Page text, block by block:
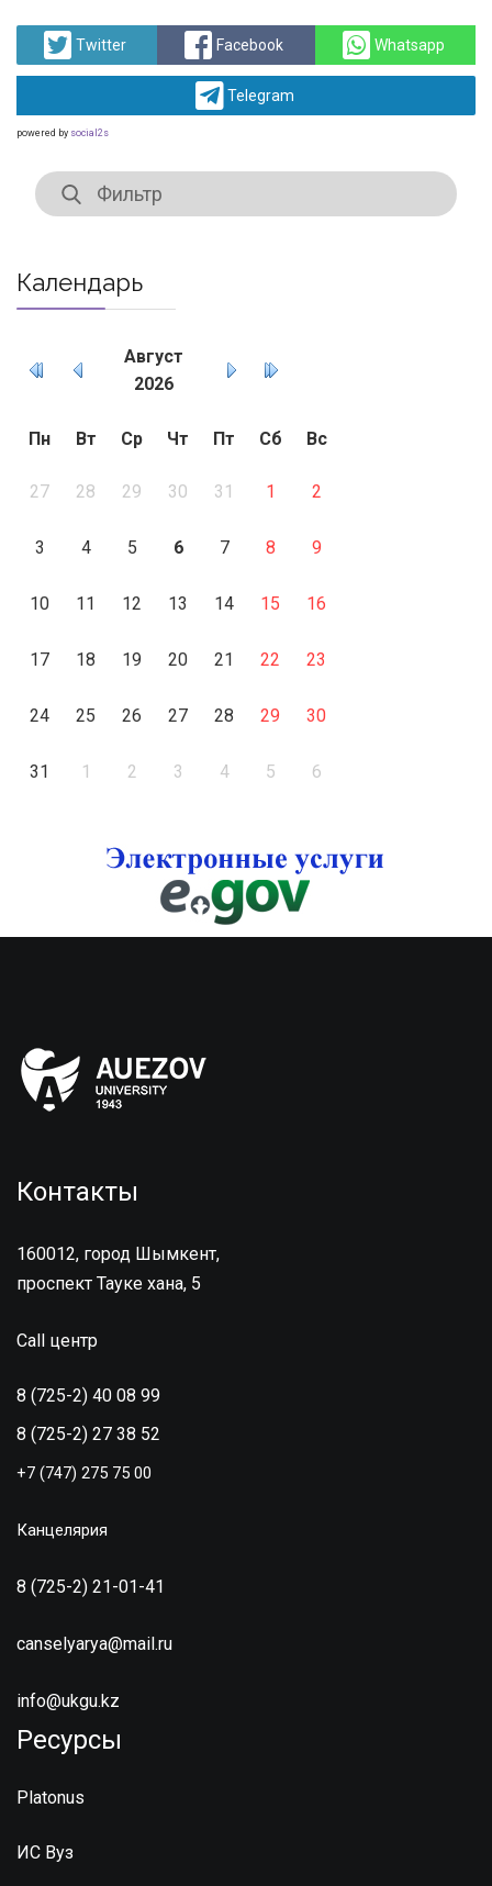
Назад Вперед
Twitter Facebook Whatsapp
Telegram
powered by social2s
Календарь
Август
2026
Пн Вт Ср Чт Пт Сб Вс
27 28 29 30 31 1 2
3 4 5 6 7 8 9
10 11 12 13 14 15 16
17 18 19 20 21 22 23
24 25 26 27 28 29 30
31 1 2 3 4 5 6
Контакты
160012, город Шымкент,
проспект Тауке хана, 5
Call центр
8 (725-2) 40 08 99
8 (725-2) 27 38 52
+7 (747) 275 75 00
Канцелярия
8 (725-2) 21-01-41
canselyarya@mail.ru
info@ukgu.kz
Ресурсы
Platonus
ИС Вуз